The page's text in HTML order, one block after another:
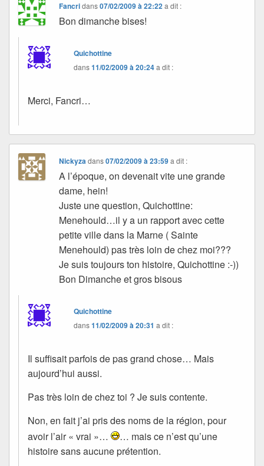
Fancridans07/02/2009 à 22:22 a dit :
Bon dimanche bises!
Quichottine
dans11/02/2009 à 20:24a dit :
Merci, Fancri…
Nickyzadans07/02/2009 à 23:59 a dit :
A l’époque, on devenait vite une grande
dame, hein!
Juste une question, Quichottine:
Menehould…il y a un rapport avec cette
petite ville dans la Marne ( Sainte
Menehould) pas très loin de chez moi???
Je suis toujours ton histoire, Quichottine :-))
Bon Dimanche et gros bisous
Quichottine
dans11/02/2009 à 20:31 a dit :
Il suffisait parfois de pas grand chose… Mais
aujourd’hui aussi.
Pas très loin de chez toi ? Je suis contente.
Non, en fait j’ai pris des noms de la région, pour
avoir l’air « vrai »…
… mais ce n’est qu’une
histoire sans aucune prétention.